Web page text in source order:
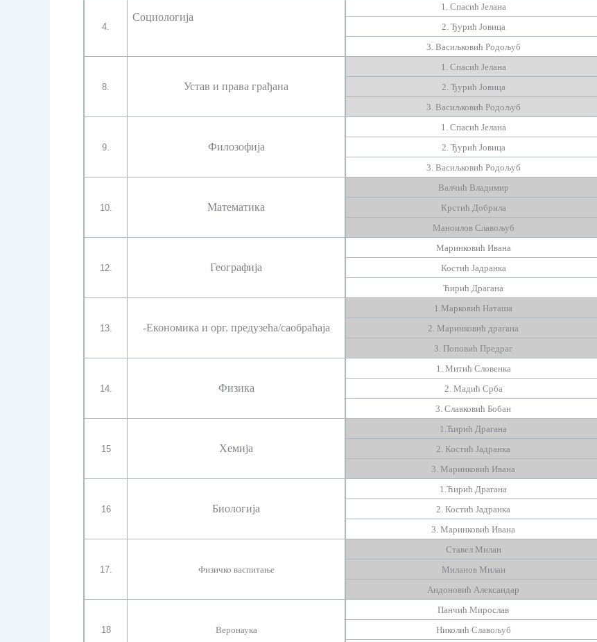
4.
Социологија
1. Спасић Јелана
2. Ђурић Јовица
3. Васиљковић Родољуб
8. Устав и права грађана
1. Спасић Јелана
2. Ђурић Јовица
3. Васиљковић Родољуб
9. Филозофија
1. Спасић Јелана
2. Ђурић Јовица
3. Васиљковић Родољуб
10. Математика
Валчић Владимир
Крстић Добрила
Маноилов Славољуб
12. Географија
Маринковић Ивана
Костић Јадранка
Ћирић Драгана
13. -Економика и орг. предузећа/саобраћаја
1.Марковић Наташа
2. Маринковић драгана
3. Поповић Предраг
14. Физика
1. Митић Словенка
2. Мадић Срба
3. Славковић Бобан
15 Хемија
1. Ћирић Драгана
2. Костић Јадранка
3. Маринковић Ивана
16 Биологија
1.Ћирић Драгана
2. Костић Јадранка
3. Маринковић Ивана
17. Физичко васпитање
Ставел Милан
Миланов Милан
Андоновић Александар
18 Веронаука
Панчић Мирослав
Николић Славољуб